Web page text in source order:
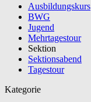
Ausbildungskurs
BWG
Jugend
Mehrtagestour
Sektion
Sektionsabend
Tagestour
Kategorie